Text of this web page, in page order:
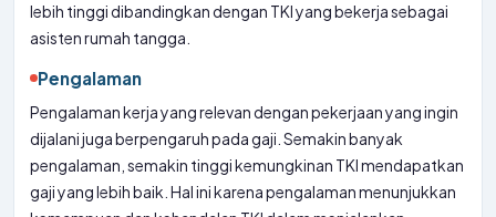
lebih tinggi dibandingkan dengan TKI yang bekerja sebagai
asisten rumah tangga.
Pengalaman
Pengalaman kerja yang relevan dengan pekerjaan yang ingin
dijalani juga berpengaruh pada gaji. Semakin banyak
pengalaman, semakin tinggi kemungkinan TKI mendapatkan
gaji yang lebih baik. Hal ini karena pengalaman menunjukkan